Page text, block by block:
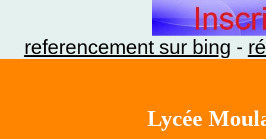
referencement sur bing -
Lycée